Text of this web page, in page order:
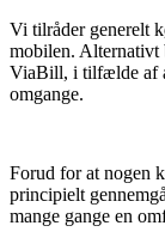
Vi tilråder generelt
mobilen. Alternativt
ViaBill, i tilfælde af
omgange.
Forud for at nogen
principielt
mange gange en